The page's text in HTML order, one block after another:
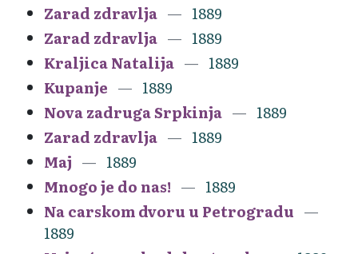
Zarad zdravlja
1889
Zarad zdravlja
1889
Kraljica Natalija
1889
Kupanje
1889
Nova zadruga Srpkinja
1889
Zarad zdravlja
1889
Maj
1889
Mnogo je do nas!
1889
Na carskom dvoru u Petrogradu
1889